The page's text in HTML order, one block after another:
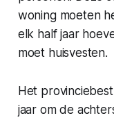
woning moeten
elk half jaar
moet huisvesten.
Het
jaar om de